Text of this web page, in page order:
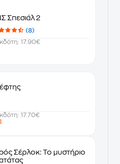
Σπεσιάλ 2
(8)
17.90€
17.70€
Σέρλοκ: Το μυστήριο